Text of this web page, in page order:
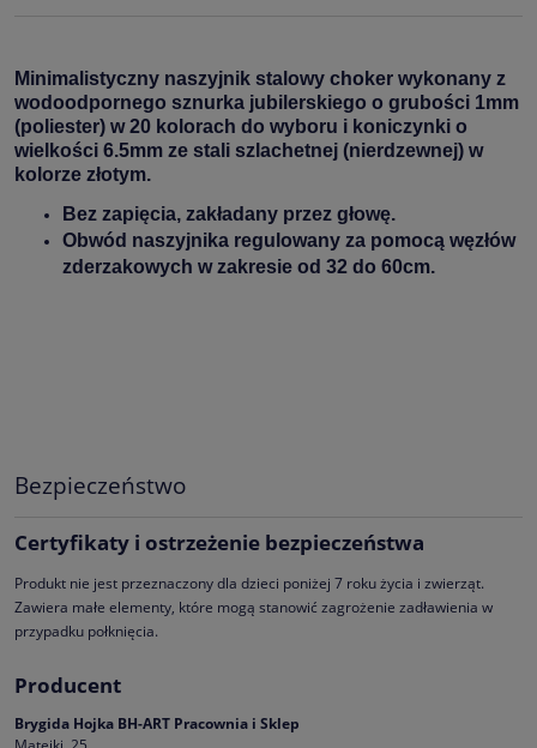
Minimalistyczny naszyjnik stalowy choker wykonany z
wodoodpornego sznurka jubilerskiego o grubości 1mm
(poliester) w 20 kolorach do wyboru i koniczynki o
wielkości 6.5mm ze stali szlachetnej (nierdzewnej) w
kolorze złotym.
Bez zapięcia, zakładany przez głowę.
Obwód naszyjnika regulowany za pomocą węzłów
zderzakowych w zakresie od 32 do 60cm.
Bezpieczeństwo
Certyfikaty i ostrzeżenie bezpieczeństwa
Produkt nie jest przeznaczony dla dzieci poniżej 7 roku życia i zwierząt.
Zawiera małe elementy, które mogą stanowić zagrożenie zadławienia w
przypadku połknięcia.
Producent
Brygida Hojka BH-ART Pracownia i Sklep